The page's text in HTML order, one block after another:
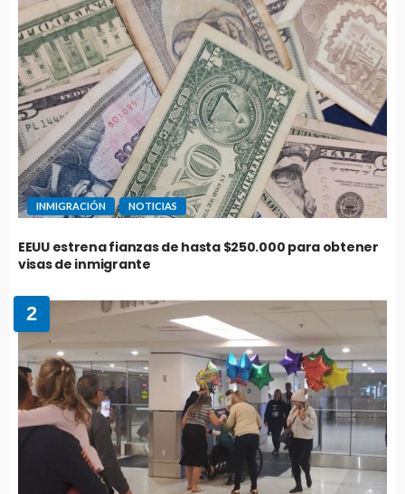
INMIGRACIÓN NOTICIAS
EEUU estrena fianzas de hasta $250.000 para obtener
visas de inmigrante
2